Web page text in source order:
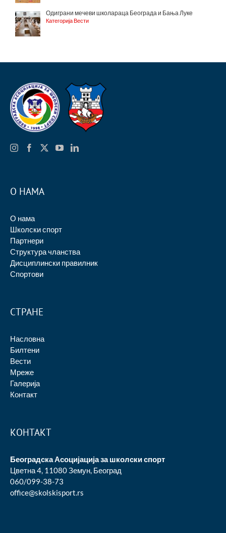
Одиграни мечеви школараца Београда и Бања Луке
Категорија Вести
О НАМА
О нама
Школски спорт
Партнери
Структура чланства
Дисциплински правилник
Спортови
СТРАНЕ
Насловна
Билтени
Вести
Мреже
Галерија
Контакт
КОНТАКТ
Београдска Асоцијација за школски спорт
Цветна 4, 11080 Земун, Београд
060/099-38-73
office@skolskisport.rs